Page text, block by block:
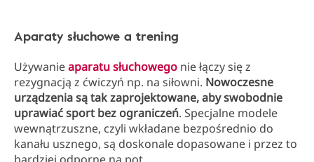
Aparaty słuchowe a trening
Używanieaparatu słuchowego nie łączy się z
rezygnacją z ćwiczyń np. na siłowni. Nowoczesne
urządzenia są tak zaprojektowane, aby swobodnie
uprawiać sport bez ograniczeń. Specjalne modele
wewnątrzuszne, czyli wkładane bezpośrednio do
kanału usznego, są doskonale dopasowane i przez to